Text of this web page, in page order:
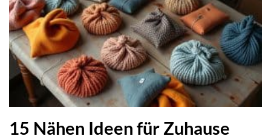
15 Nähen Ideen für Zuhause